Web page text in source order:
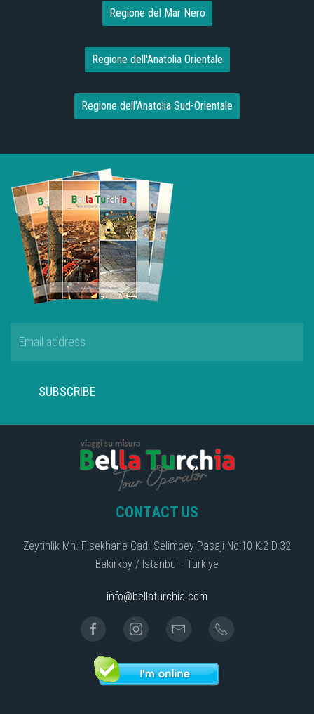
Regione del Mar Nero
Regione dell'Anatolia Orientale
Regione dell'Anatolia Sud-Orientale
SUBSCRIBE
CONTACT US
Zeytinlik Mh. Fisekhane Cad. Selimbey Pasaji No:10 K:2 D:32
Bakirkoy / Istanbul - Turkiye
info@bellaturchia.com